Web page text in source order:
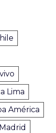
Lima
América